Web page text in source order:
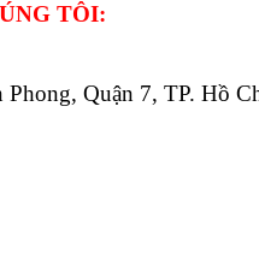
TÔI:
Quận 7, TP. Hồ